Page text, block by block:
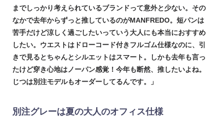
までしっかり考えられているブランドって意外と少ない。その
なかで去年からずっと推しているのがMANFREDO。短パンは
苦手だけど涼しく過ごしたいっていう大人にも本当におすすめ
したい。ウエストはドローコード付きフルゴム仕様なのに、引
きで見るとちゃんとシルエットはスマート。しかも去年も言っ
たけど穿き心地はノーパン感覚！今年も断然、推したいよね。
じつは別注モデルもオーダーしてるんです。」
別注グレーは夏の大人のオフィス仕様